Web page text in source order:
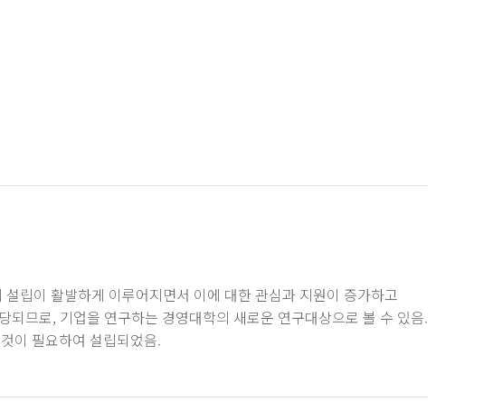
립이 활발하게 이루어지면서 이에 대한 관심과 지원이 증가하고
므로, 기업을 연구하는 경영대학의 새로운 연구대상으로 볼 수 있음.
이 필요하여 설립되었음.